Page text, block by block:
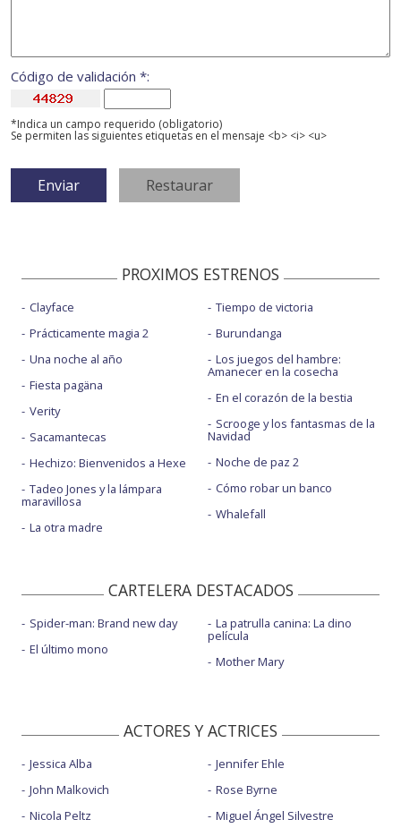
Código de validación *:
*Indica un campo requerido (obligatorio)
Se permiten las siguientes etiquetas en el mensaje <b> <i> <u>
PROXIMOS ESTRENOS
Clayface
Prácticamente magia 2
Una noche al año
Fiesta pagäna
Verity
Sacamantecas
Hechizo: Bienvenidos a Hexe
Tadeo Jones y la lámpara
maravillosa
La otra madre
Tiempo de victoria
Burundanga
Los juegos del hambre:
Amanecer en la cosecha
En el corazón de la bestia
Scrooge y los fantasmas de la
Navidad
Noche de paz 2
Cómo robar un banco
Whalefall
CARTELERA DESTACADOS
Spider-man: Brand new day
El último mono
La patrulla canina: La dino
película
Mother Mary
ACTORES Y ACTRICES
Jessica Alba
John Malkovich
Nicola Peltz
Jennifer Ehle
Rose Byrne
Miguel Ángel Silvestre